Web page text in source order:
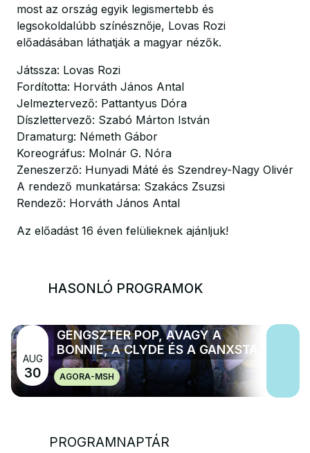
most az ország egyik legismertebb és
legsokoldalúbb színésznője, Lovas Rozi
előadásában láthatják a magyar nézők.
Játssza: Lovas Rozi
Fordította: Horváth János Antal
Jelmeztervező: Pattantyus Dóra
Díszlettervező: Szabó Márton István
Dramaturg: Németh Gábor
Koreográfus: Molnár G. Nóra
Zeneszerző: Hunyadi Máté és Szendrey-Nagy Olivér
A rendező munkatársa: Szakács Zsuzsi
Rendező: Horváth János Antal
Az előadást 16 éven felülieknek ajánljuk!
HASONLÓ PROGRAMOK
AUG
30
GENGSZTER POP, AVAGY A
BONNIE, A CLYDE ÉS A GANXSTA
AGORA-MSH
PROGRAMNAPTÁR